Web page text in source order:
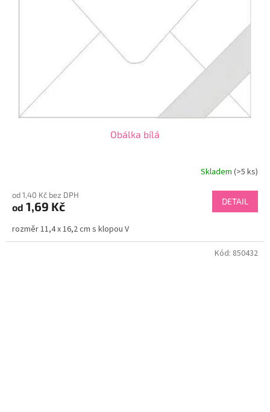
Obálka bílá
Skladem (>5 ks)
od 1,40 Kč bez DPH
od 1,69 Kč DETAIL
rozměr 11,4 x 16,2 cm s klopou V
Kód: 850432